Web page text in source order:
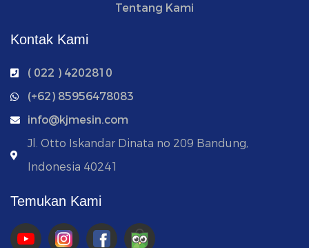
Tentang Kami
Kontak Kami
( 022 ) 4202810
‭(+62) 85956478083
info@kjmesin.com
Jl. Otto Iskandar Dinata no 209 Bandung,
Indonesia 40241
Temukan Kami